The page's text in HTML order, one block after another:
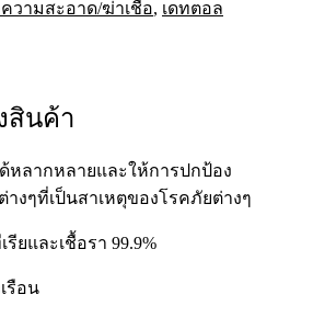
ามสะอาด/ฆ่าเชื้อ, เดทตอล
สินค้า
หลากหลายและให้การปกป้อง
งๆที่เป็นสาเหตุของโรคภัยต่างๆ
ยและเชื้อรา 99.9%
รือน